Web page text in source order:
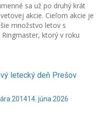
sa už po druhý krát
akcie. Cieľom akcie je
množstvo letov s
ktorý v roku
letecký deň Prešov
201414. júna 2026